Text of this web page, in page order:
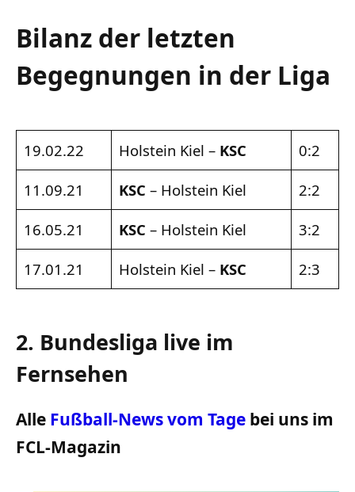
Bilanz der letzten
Begegnungen in der Liga
19.02.22 Holstein Kiel – KSC
0:2
11.09.21
KSC – Holstein Kiel
2:2
16.05.21
KSC – Holstein Kiel
3:2
17.01.21
Holstein Kiel – KSC 2:3
2. Bundesliga live im
Fernsehen
Alle Fußball-News vom Tage bei uns im
FCL-Magazin